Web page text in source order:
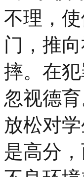
不理，
门，推
摔。在
忽视德
放松对
是高分